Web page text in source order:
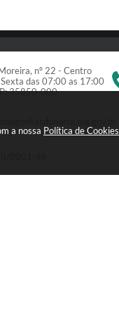
a nossa Política de Cookies
nº 22 - Centro
Sexta das 07:00 as 17:00
35850-000